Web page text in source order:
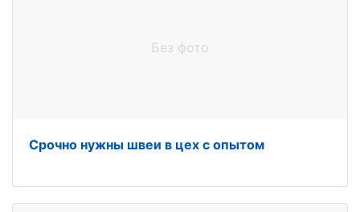
Без фото
Срочно нужны швеи в цех с опытом